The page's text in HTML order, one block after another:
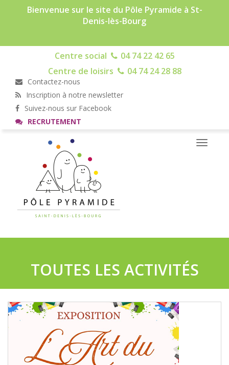
Bienvenue sur le site du Pôle Pyramide à St-
Denis-lès-Bourg
Centre social
04 74 22 42 65
Centre de loisirs
04 74 24 28 88
Contactez-nous
Inscription à notre newsletter
Suivez-nous sur Facebook
RECRUTEMENT
Toggle
TOUTES LES ACTIVITÉS